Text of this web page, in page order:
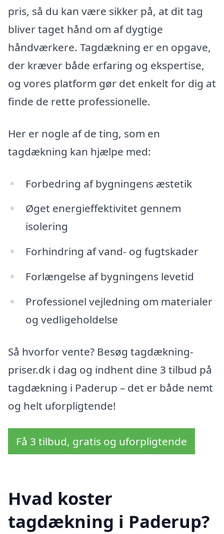
pris, så du kan være sikker på, at dit tag
bliver taget hånd om af dygtige
håndværkere. Tagdækning er en opgave,
der kræver både erfaring og ekspertise,
og vores platform gør det enkelt for dig at
finde de rette professionelle.
Her er nogle af de ting, som en
tagdækning kan hjælpe med:
Forbedring af bygningens æstetik
Øget energieffektivitet gennem
isolering
Forhindring af vand- og fugtskader
Forlængelse af bygningens levetid
Professionel vejledning om materialer
og vedligeholdelse
Så hvorfor vente? Besøg tagdækning-
priser.dk i dag og indhent dine 3 tilbud på
tagdækning i Paderup – det er både nemt
og helt uforpligtende!
Få 3 tilbud, gratis og uforpligtende
Hvad koster
tagdækning i Paderup?